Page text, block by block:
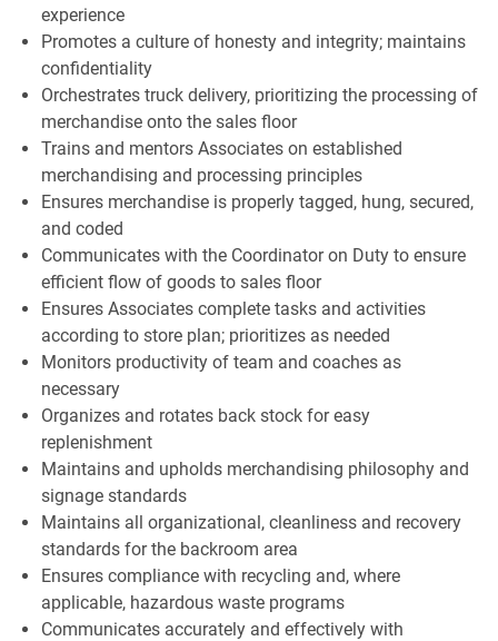
experience
Promotes a culture of honesty and integrity; maintains
confidentiality
Orchestrates truck delivery, prioritizing the processing of
merchandise onto the sales floor
Trains and mentors Associates on established
merchandising and processing principles
Ensures merchandise is properly tagged, hung, secured,
and coded
Communicates with the Coordinator on Duty to ensure
efficient flow of goods to sales floor
Ensures Associates complete tasks and activities
according to store plan; prioritizes as needed
Monitors productivity of team and coaches as
necessary
Organizes and rotates back stock for easy
replenishment
Maintains and upholds merchandising philosophy and
signage standards
Maintains all organizational, cleanliness and recovery
standards for the backroom area
Ensures compliance with recycling and, where
applicable, hazardous waste programs
Communicates accurately and effectively with